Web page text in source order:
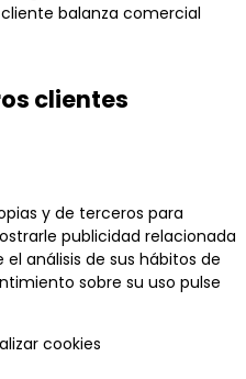
clientes
y de terceros para
publicidad relacionada
análisis de sus hábitos de
sobre su uso pulse
cookies